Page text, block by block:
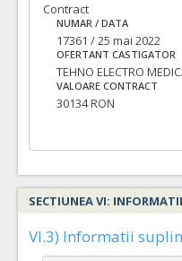
Contract
NUMAR / DATA
17361 / 25 mai 2022
OFERTANT CASTIGATOR
TEHNO ELECTRO
VALOARE CONTRACT
30134 RON
SECTIUNEA VI:
VI.3) Informatii